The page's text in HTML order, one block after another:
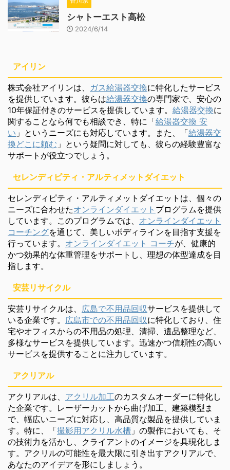
シャトーエスト高松
2024/6/14
アイリン
株式会社アイリンは、 ガス給湯器交換に特化したサービス
を提供しています。彼らは給湯器交換の専門家で、安心の
10年保証付きのサービスを提供しています。 給湯器交換に
関することなら何でも相談でき、特に「給湯器交換 安
い 」というニーズにも対応しています。また、「給湯器交
換どこに頼む 」という疑問に対しても、彼らの経験豊富な
サポートが役立つでしょう。
セレンディピティ・アルティメットダイエット
セレンディピティ・アルティメットダイエットは、個々の
ニーズに合わせたオンラインダイエット プログラムを提供
しています。このプログラムでは、 オンラインダイエット
コーチングを通じて、美しいボディラインを目指す支援を
行っています。 オンラインダイエット コーチが、健康的
かつ効果的な体重管理をサポートし、理想の体型達成を目
指します。
安芸リサイクル
安芸リサイクルは、 広島で不用品回収サービスを提供して
いる企業です。 広島市での不用品回収に特化しており、住
宅やオフィスからの不用品の処理、清掃、遺品整理など、
多様なサービスを提供しています。迅速かつ信頼性の高い
サービスを提供することに注力しています。
アクリアル
アクリアルは、 アクリル加工のカスタムオーダーに特化し
た企業です。レーザーカットから曲げ加工、建築模型ま
で、幅広いニーズに対応し、高品質な製品を提供していま
す。特に、「撮影用アクリル水槽 」の製作においても、そ
の技術力を活かし、クライアントのイメージを具現化しま
す。アクリルの可能性を最大限に引き出すアクリアルで、
あなたのアイデアを形にしましょう。